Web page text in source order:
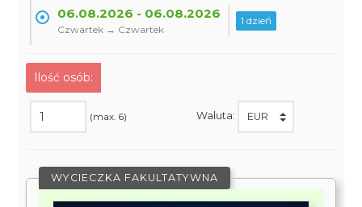
06.08.2026 - 06.08.2026
Czwartek → Czwartek
1 dzień
Ilość osób:
(max. 6) Waluta:
WYCIECZKA FAKULTATYWNA